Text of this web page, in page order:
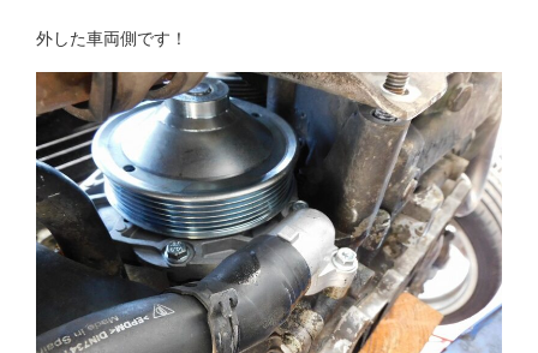
外した車両側です！